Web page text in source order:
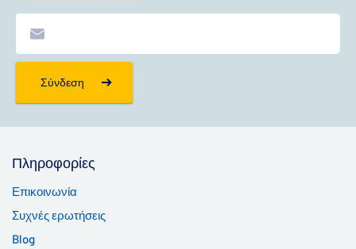
Σύνδεση
Πληροφορίες
Επικοινωνία
Συχνές ερωτήσεις
Blog